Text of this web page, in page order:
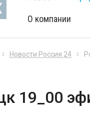
О компании
Новости Россия 24
19_00